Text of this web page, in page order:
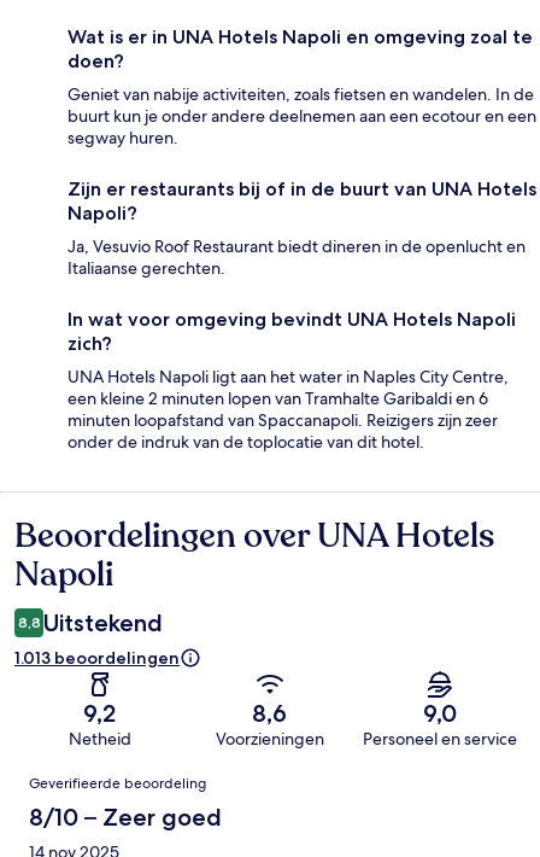
Wat is er in UNA Hotels Napoli en omgeving zoal te
doen?
Geniet van nabije activiteiten, zoals fietsen en wandelen. In de
buurt kun je onder andere deelnemen aan een ecotour en een
segway huren.
Zijn er restaurants bij of in de buurt van UNA Hotels
Napoli?
Ja, Vesuvio Roof Restaurant biedt dineren in de openlucht en
Italiaanse gerechten.
In wat voor omgeving bevindt UNA Hotels Napoli
zich?
UNA Hotels Napoli ligt aan het water in Naples City Centre,
een kleine 2 minuten lopen van Tramhalte Garibaldi en 6
minuten loopafstand van Spaccanapoli. Reizigers zijn zeer
onder de indruk van de toplocatie van dit hotel.
Beoordelingen
Beoordelingen over UNA Hotels
Napoli
8,8 Uitstekend
1.013 beoordelingen
9,2
Netheid
8,6
Voorzieningen
9,0
Personeel en service
Beoordelingen
Geverifieerde beoordeling
8/10 – Zeer goed
14 nov 2025